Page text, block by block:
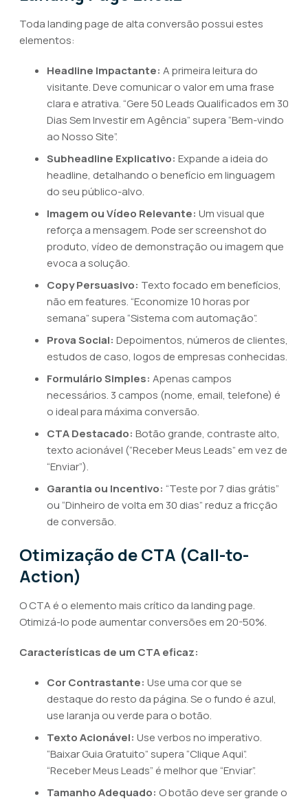
Toda landing page de alta conversão possui estes
elementos:
Headline Impactante: A primeira leitura do
visitante. Deve comunicar o valor em uma frase
clara e atrativa. “Gere 50 Leads Qualificados em 30
Dias Sem Investir em Agência” supera “Bem-vindo
ao Nosso Site”.
Subheadline Explicativo: Expande a ideia do
headline, detalhando o benefício em linguagem
do seu público-alvo.
Imagem ou Vídeo Relevante: Um visual que
reforça a mensagem. Pode ser screenshot do
produto, vídeo de demonstração ou imagem que
evoca a solução.
Copy Persuasivo: Texto focado em benefícios,
não em features. “Economize 10 horas por
semana” supera “Sistema com automação”.
Prova Social: Depoimentos, números de clientes,
estudos de caso, logos de empresas conhecidas.
Formulário Simples: Apenas campos
necessários. 3 campos (nome, email, telefone) é
o ideal para máxima conversão.
CTA Destacado: Botão grande, contraste alto,
texto acionável (“Receber Meus Leads” em vez de
“Enviar”).
Garantia ou Incentivo: “Teste por 7 dias grátis”
ou “Dinheiro de volta em 30 dias” reduz a fricção
de conversão.
Otimização de CTA (Call-to-
Action)
O CTA é o elemento mais crítico da landing page.
Otimizá-lo pode aumentar conversões em 20-50%.
Características de um CTA eficaz:
Cor Contrastante: Use uma cor que se
destaque do resto da página. Se o fundo é azul,
use laranja ou verde para o botão.
Texto Acionável: Use verbos no imperativo.
“Baixar Guia Gratuito” supera “Clique Aqui”.
“Receber Meus Leads” é melhor que “Enviar”.
Tamanho Adequado: O botão deve ser grande o